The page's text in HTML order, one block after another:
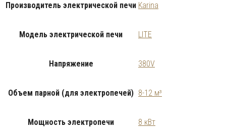
Производитель электрической печи Karina
Модель электрической печи LITE
Напряжение 380V
Объем парной (для электропечей) 8-12 м³
Мощность электропечи 8 кВт